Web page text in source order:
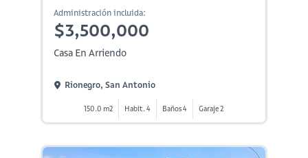
Administración incluida:
$3,500,000
Casa En Arriendo
Rionegro, San Antonio
150.0 m2 Habit. 4 Baños 4 Garaje 2